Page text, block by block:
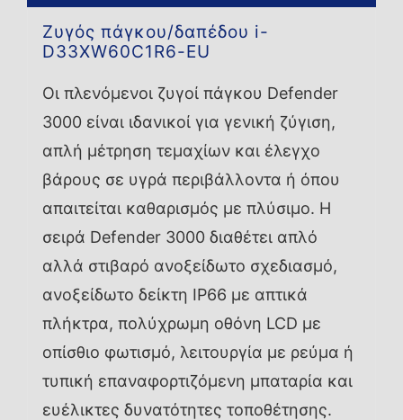
Ζυγός πάγκου/δαπέδου i-
D33XW60C1R6-EU
Οι πλενόμενοι ζυγοί πάγκου Defender
3000 είναι ιδανικοί για γενική ζύγιση,
απλή μέτρηση τεμαχίων και έλεγχο
βάρους σε υγρά περιβάλλοντα ή όπου
απαιτείται καθαρισμός με πλύσιμο. Η
σειρά Defender 3000 διαθέτει απλό
αλλά στιβαρό ανοξείδωτο σχεδιασμό,
ανοξείδωτο δείκτη IP66 με απτικά
πλήκτρα, πολύχρωμη οθόνη LCD με
οπίσθιο φωτισμό, λειτουργία με ρεύμα ή
τυπική επαναφορτιζόμενη μπαταρία και
ευέλικτες δυνατότητες τοποθέτησης.